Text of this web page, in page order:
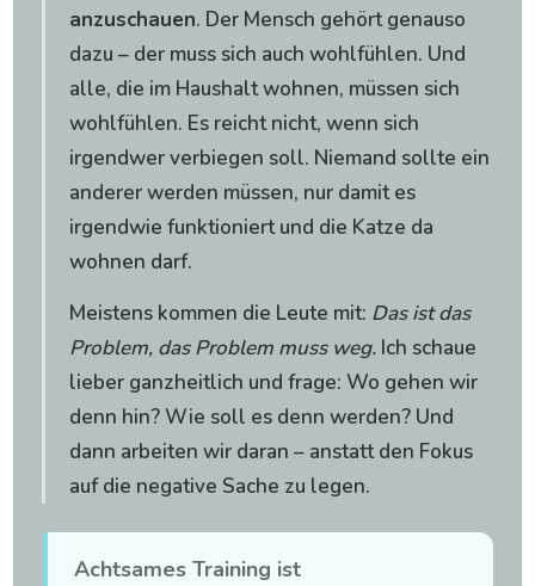
anzuschauen. Der Mensch gehört genauso
dazu – der muss sich auch wohlfühlen. Und
alle, die im Haushalt wohnen, müssen sich
wohlfühlen. Es reicht nicht, wenn sich
irgendwer verbiegen soll. Niemand sollte ein
anderer werden müssen, nur damit es
irgendwie funktioniert und die Katze da
wohnen darf.
Meistens kommen die Leute mit: Das ist das
Problem, das Problem muss weg.Ich schaue
lieber ganzheitlich und frage: Wo gehen wir
denn hin? Wie soll es denn werden? Und
dann arbeiten wir daran – anstatt den Fokus
auf die negative Sache zu legen.
Achtsames Training ist